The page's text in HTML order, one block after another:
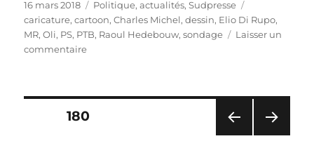
Publié
le
16 mars 2018 Catégories
Politique, actualités,Sudpresse
caricature,cartoon,Charles Michel,dessin, Elio Di Rupo,
MR,Oli, PS, PTB, Raoul Hedebouw,sondage
Laisser un
commentairesur
en
Pagination
PAGE180